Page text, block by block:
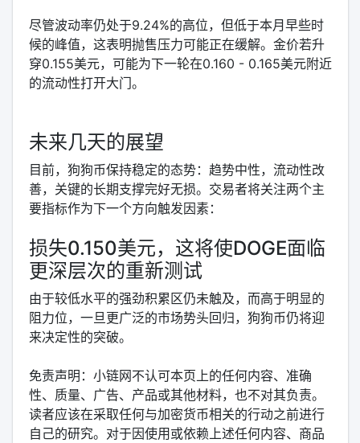
尽管波动率仍处于9.24%的高位，但低于本月早些时
候的峰值，这表明抛售压力可能正在缓解。金价若升
穿0.155美元，可能为下一轮在0.160 - 0.165美元附近
的流动性打开大门。
未来几天的展望
目前，狗狗币保持稳定的态势：趋势中性，流动性改
善，关键的长期支撑完好无损。交易者将关注两个主
要指标作为下一个方向触发因素：
损失0.150美元，这将使DOGE面临
更深层次的重新测试
由于较低水平的强劲积累区仍未触及，而高于明显的
阻力位，一旦更广泛的市场势头回归，狗狗币仍将迎
来决定性的突破。
免责声明：小链网不认可本页上的任何内容、准确
性、质量、广告、产品或其他材料，也不对其负责。
读者应该在采取任何与加密货币相关的行动之前进行
自己的研究。对于因使用或依赖上述任何内容、商品